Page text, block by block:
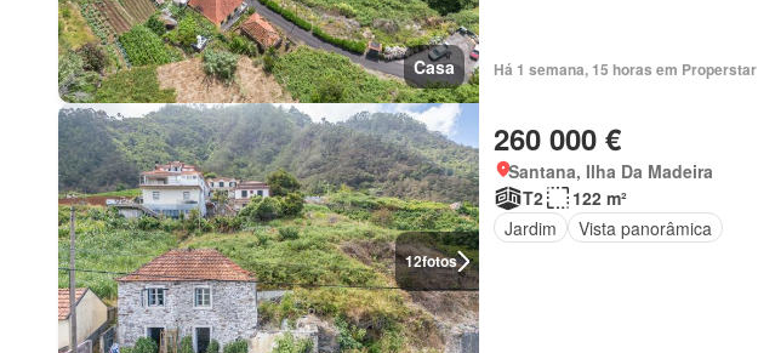
Casa Há 1 semana, 15 horas em Properstar
12fotos
260 000 €
Santana, Ilha Da Madeira
T2
122 m²
Jardim
Vista panorâmica